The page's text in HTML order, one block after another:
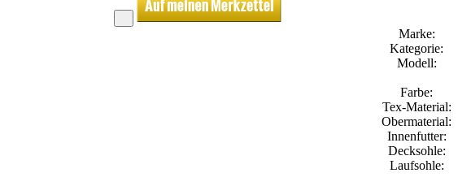
Marke:
Kategorie:
Modell:
Farbe:
Tex-Material:
Obermaterial:
Innenfutter:
Decksohle:
Laufsohle: